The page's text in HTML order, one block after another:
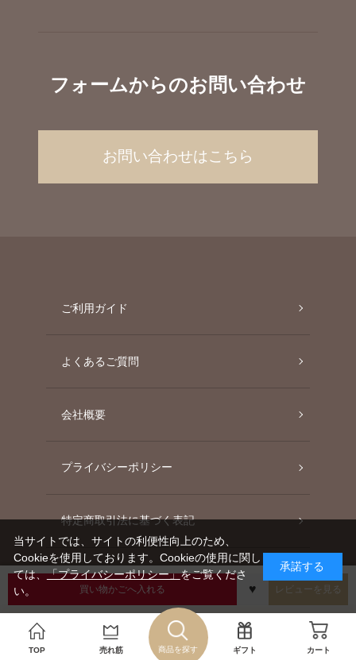
TOP 売れ筋 商品を探す ギフト カート
フォームからのお問い合わせ
お問い合わせはこちら
ご利用ガイド
よくあるご質問
会社概要
プライバシーポリシー
特定商取引法に基づく表記
FacebookTwitter Line
Copyright©AGC TECHNO GLASS CO., LTD.
当サイトでは、サイトの利便性向上のため、
Cookieを使用しております。Cookieの使用に関し
ては、「プライバシーポリシー」をご覧くださ
い。
承諾する
買い物かごへ入れる レビューを見る